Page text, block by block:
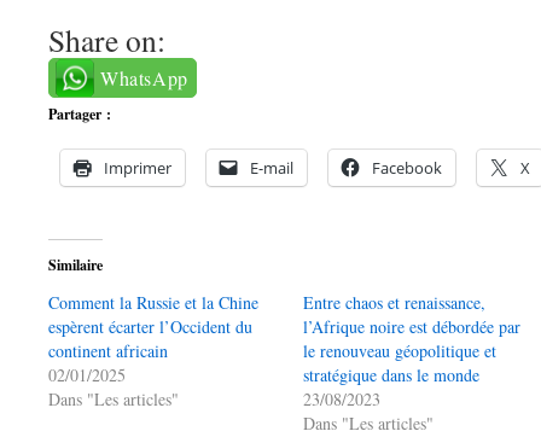
Share on:
WhatsApp
Partager :
Imprimer E-mail Facebook X
Similaire
Comment la Russie et la Chine
espèrent écarter l’Occident du
continent africain
02/01/2025
Dans "Les articles"
Entre chaos et renaissance,
l’Afrique noire est débordée par
le renouveau géopolitique et
stratégique dans le monde
23/08/2023
Dans "Les articles"